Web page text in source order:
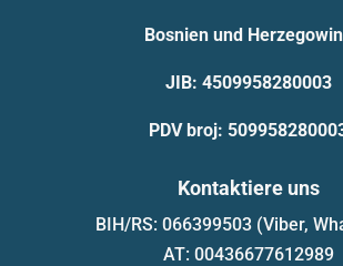
Bosnien und
JIB: 4509958280003
PDV broj:
Kontaktiere uns
BIH/RS: 066399503 (Viber,
AT: 00436677612989